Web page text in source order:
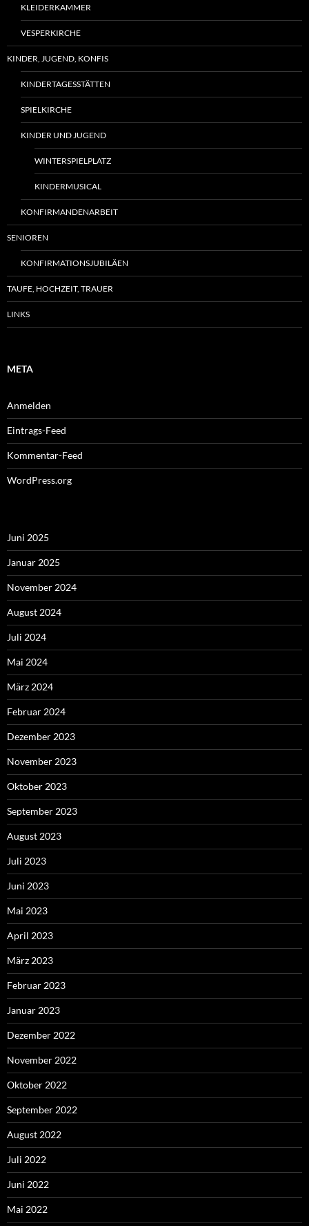
KLEIDERKAMMER
VESPERKIRCHE
KINDER, JUGEND, KONFIS
KINDERTAGESSTÄTTEN
SPIELKIRCHE
KINDER UND JUGEND
WINTERSPIELPLATZ
KINDERMUSICAL
KONFIRMANDENARBEIT
SENIOREN
KONFIRMATIONSJUBILÄEN
TAUFE, HOCHZEIT, TRAUER
LINKS
META
Anmelden
Eintrags-Feed
Kommentar-Feed
WordPress.org
Juni 2025
Januar 2025
November 2024
August 2024
Juli 2024
Mai 2024
März 2024
Februar 2024
Dezember 2023
November 2023
Oktober 2023
September 2023
August 2023
Juli 2023
Juni 2023
Mai 2023
April 2023
März 2023
Februar 2023
Januar 2023
Dezember 2022
November 2022
Oktober 2022
September 2022
August 2022
Juli 2022
Juni 2022
Mai 2022